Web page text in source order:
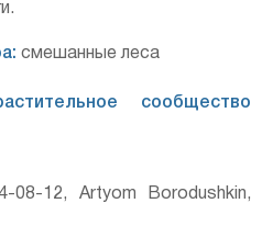
смешанные леса
сообщество
08-12, Artyom Borodushkin,